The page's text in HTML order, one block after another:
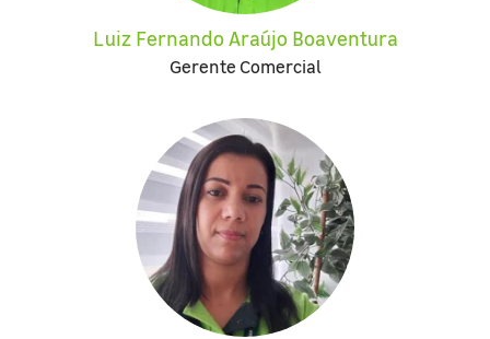
Luiz Fernando Araújo Boaventura
Gerente Comercial